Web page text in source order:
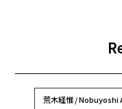
荒木経惟 / Nobuyoshi